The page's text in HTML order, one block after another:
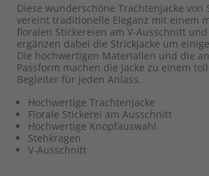
Diese wunderschöne Trachtenjacke von
vereint traditionelle Eleganz mit einem
floralen Stickereien am V-Ausschnitt
ergänzen dabei die Strickjacke um
Die hochwertigen Materialien und die
Passform machen die Jacke zu einem
Begleiter für jeden Anlass.
Hochwertige Trachtenjacke
Florale Stickerei am Ausschnitt
Hochwertige Knopfauswahl
Stehkragen
V-Ausschnitt